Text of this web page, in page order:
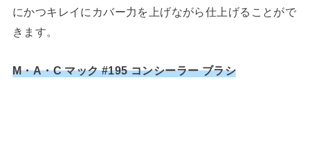
にかつキレイにカバー力を上げながら仕上げることがで
きます。
M・A・C マック #195 コンシーラー ブラシ